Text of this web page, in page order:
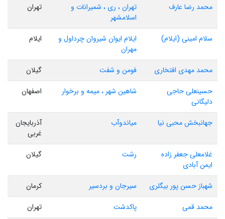
محمد رضا عارف
تهران ، ری ، شمیرانات و
اسلامشهر
تهران
سلام امینی (ایلام)
ایلام ایوان شیروان چرداول و
مهران
ایلام
محمد مهدی افتخاری فومن و شفت
گیلان
حسینعلی حاجی
دلیگانی
شاهین شهر ، میمه و برخوار اصفهان
جهانبخش محبی نیا میاندوآب
آذربایجان
غربی
غلامعلی جعفر زاده
ایمن آبادی
رشت گیلان
شهباز حسن پور بیگلری سیرجان و بردسیر
کرمان
محمد قمی
پاکدشت
تهران